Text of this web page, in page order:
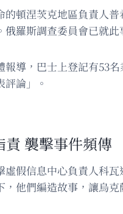
的頓涅茨克地區負責人
俄羅斯調查委員會已就
報導，巴士上登記有53
論」。
責 襲擊事件頻傳
虛假信息中心負責人科
，他們編造故事，讓烏